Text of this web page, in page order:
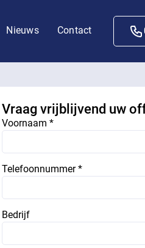
Nieuws Contact
Vraag vrijblijvend uw
Voornaam *
Telefoonnummer *
Bedrijf